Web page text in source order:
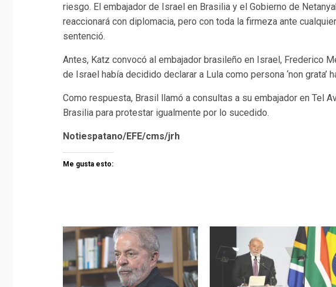
riesgo. El embajador de Israel en Brasilia y el Gobierno de
reaccionará con diplomacia, pero con toda la firmeza ante
sentenció.
Antes, Katz convocó al embajador brasileño en Israel, Frederico
de Israel había decidido declarar a Lula como persona ‘non grata’
Como respuesta, Brasil llamó a consultas a su embajador en Tel
Brasilia para protestar igualmente por lo sucedido.
Notiespatano/EFE/cms/jrh
Me gusta esto: